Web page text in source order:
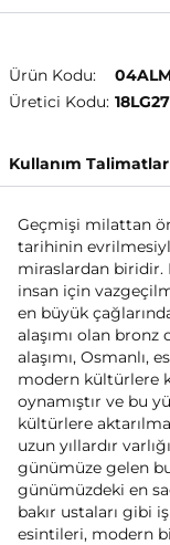
Ürün Kodu:
Üretici Kodu: 18LG27
Kullanım
Geçmişi milattan
tarihinin
miraslardan biridir.
insan için
en büyük
alaşımı olan bronz
alaşımı, Osmanlı,
modern kültürlere
oynamıştır ve bu
kültürlere
uzun yıllardır
günümüze gelen
günümüzdeki en
bakır ustaları gibi
esintileri, modern